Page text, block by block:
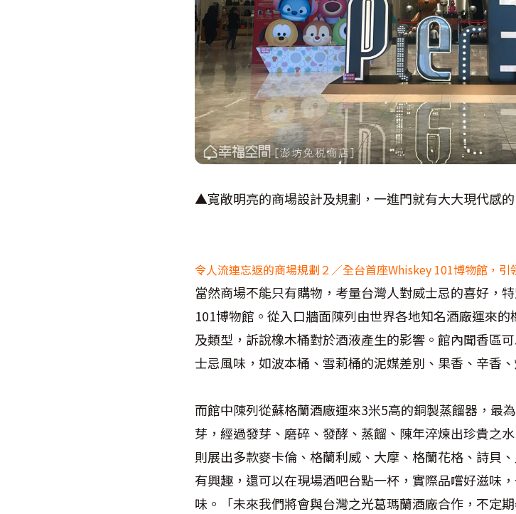
▲寬敞明亮的商場設計及規劃，一進門就有大大現代感的
令人流連忘返的商場規劃２／全台首座Whiskey 101博物館，引
當然商場不能只有購物，考量台灣人對威士忌的喜好，
101博物館。從入口牆面陳列由世界各地知名酒廠運來
及類型，訴說橡木桶對於酒液產生的影響。館內聞香區
士忌風味，如波本桶、雪莉桶的泥媒差別、果香、辛香
而館中陳列從蘇格蘭酒廠運來3米5高的銅製蒸餾器，最
芽，經過發芽、磨碎、發酵、蒸餾、陳年淬煉出珍貴之
則展出多款麥卡倫、格蘭利威、大摩、格蘭花格、詩貝
有興趣，還可以在現場酒吧台點一杯，實際品嚐好滋味
味。「未來我們將會與台灣之光葛瑪蘭酒廠合作，不定